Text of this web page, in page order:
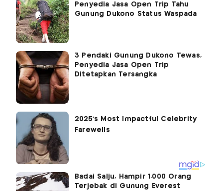
Penyedia Jasa Open Trip Tahu
Gunung Dukono Status Waspada
3 Pendaki Gunung Dukono Tewas,
Penyedia Jasa Open Trip
Ditetapkan Tersangka
Badai Salju, Hampir 1.000 Orang
Terjebak di Gunung Everest